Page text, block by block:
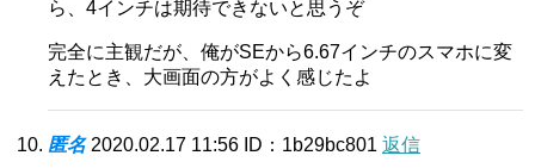
ら、4インチは期待できないと思うぞ
完全に主観だが、俺がSEから6.67インチのスマホに変
えたとき、大画面の方がよく感じたよ
匿名 2020.02.17 11:56 ID：1b29bc801 返信